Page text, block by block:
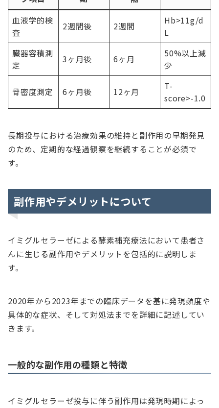
血液学的検
査
2週間後 2週間
Hb>11g/d
L
臓器容積測
定
3ヶ月後 6ヶ月
50%以上減
少
骨密度測定 6ヶ月後 12ヶ月
T-
score>-1.0
長期投与における治療効果の維持と副作用の早期発見
のため、定期的な経過観察を継続することが必須で
す。
副作用やデメリットについて
イミグルセラーゼによる酵素補充療法において患者さ
んに生じる副作用やデメリットを包括的に説明しま
す。
2020年から2023年までの臨床データを基に発現頻度や
具体的な症状、そして対処法までを詳細に記述してい
きます。
一般的な副作用の種類と特徴
イミグルセラーゼ投与に伴う副作用は発現時期によっ